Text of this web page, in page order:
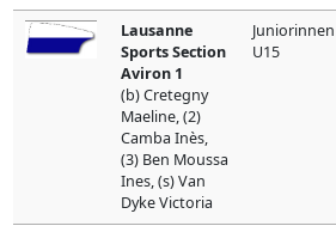
Lausanne
Sports Section
Aviron 1
(b) Cretegny
Maeline, (2)
Camba Inès,
(3) Ben Moussa
Ines, (s) Van
Dyke Victoria
Juniorinnen
U15